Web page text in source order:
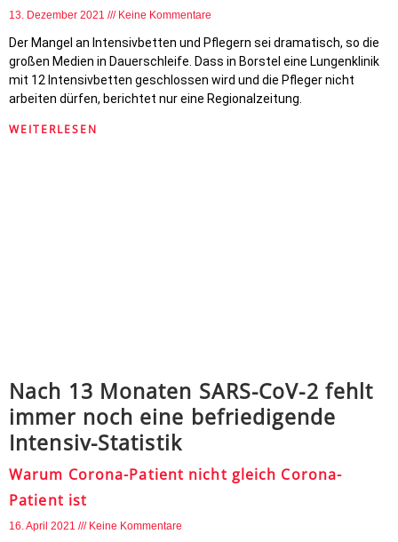
13. Dezember 2021 Keine Kommentare
Der Mangel an Intensivbetten und Pflegern sei dramatisch, so die
großen Medien in Dauerschleife. Dass in Borstel eine Lungenklinik
mit 12 Intensivbetten geschlossen wird und die Pfleger nicht
arbeiten dürfen, berichtet nur eine Regionalzeitung.
WEITERLESEN
Nach 13 Monaten SARS-CoV-2 fehlt
immer noch eine befriedigende
Intensiv-Statistik
Warum Corona-Patient nicht gleich Corona-
Patient ist
16. April 2021 Keine Kommentare